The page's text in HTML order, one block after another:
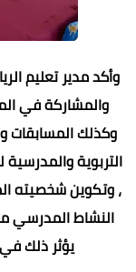
وأكد مدير تعليم
والمشاركة في
وكذلك المسابقات
التربوية
، وتكوين شخصيته
النشاط المدرسي
يؤثر ذلك في